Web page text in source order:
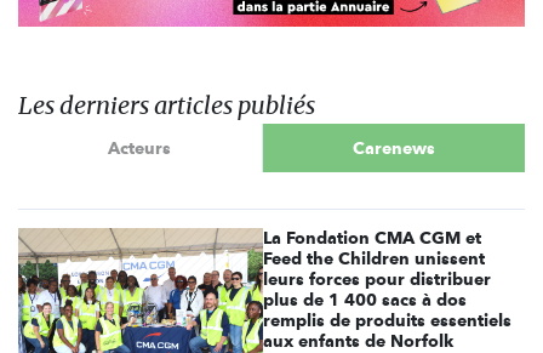
Les derniers articles publiés
Acteurs Carenews
La Fondation CMA CGM et
Feed the Children unissent
leurs forces pour distribuer
plus de 1 400 sacs à dos
remplis de produits essentiels
aux enfants de Norfolk